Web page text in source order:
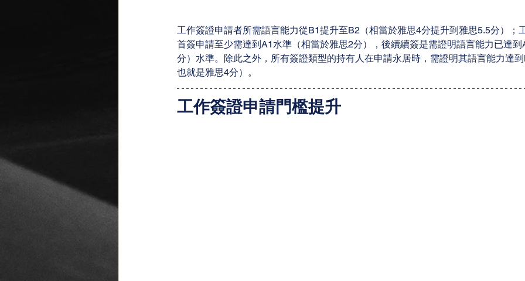
工作簽證申請者所需語言能力從B1提升至B2（相當於雅思4分提升到雅思5.5分）；
首簽申請至少需達到A1水準（相當於雅思2分），後續續簽是需證明語言能力已達
分）水準。除此之外，所有簽證類型的持有人在申請永居時，需證明其語言能力達
也就是雅思4分）。
工作簽證申請門檻提升